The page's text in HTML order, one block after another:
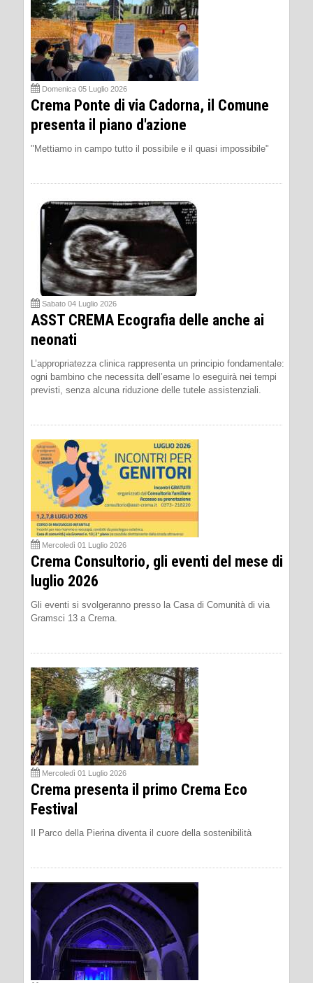
Domenica 05 Luglio 2026
Crema Ponte di via Cadorna, il Comune
presenta il piano d'azione
"Mettiamo in campo tutto il possibile e il quasi impossibile"
Sabato 04 Luglio 2026
ASST CREMA Ecografia delle anche ai
neonati
L’appropriatezza clinica rappresenta un principio fondamentale:
ogni bambino che necessita dell’esame lo eseguirà nei tempi
previsti, senza alcuna riduzione delle tutele assistenziali.
Mercoledì 01 Luglio 2026
Crema Consultorio, gli eventi del mese di
luglio 2026
Gli eventi si svolgeranno presso la Casa di Comunità di via
Gramsci 13 a Crema.
Mercoledì 01 Luglio 2026
Crema presenta il primo Crema Eco
Festival
Il Parco della Pierina diventa il cuore della sostenibilità